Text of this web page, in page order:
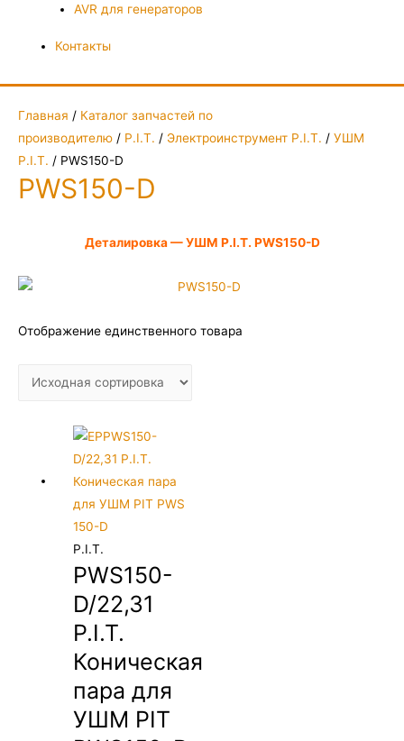
AVR для генераторов
Контакты
Главная / Каталог запчастей по
производителю / P.I.T. / Электроинструмент P.I.T. / УШМ
P.I.T. / PWS150-D
PWS150-D
Деталировка — УШМ P.I.T. PWS150-D
Отображение единственного товара
P.I.T.
PWS150-
D/22,31
P.I.T.
Коническая
пара для
УШМ PIT